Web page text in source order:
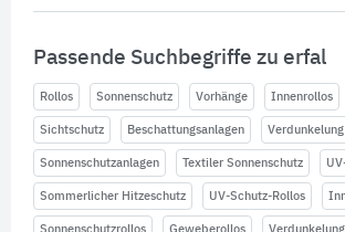
Passende Suchbegriffe zu erfal
Rollos Sonnenschutz Vorhänge Innenrollos
Sichtschutz Beschattungsanlagen Verdunkelung
Sonnenschutzanlagen Textiler Sonnenschutz
Sommerlicher Hitzeschutz UV-Schutz-Rollos